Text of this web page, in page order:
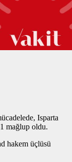
Isparta
mağlup oldu.
hakem üçlüsü